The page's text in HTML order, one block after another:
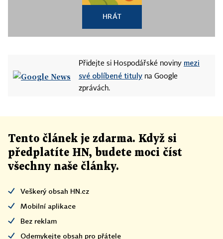
HRÁT
Přidejte si Hospodářské noviny mezi
své oblíbené tituly na Google
zprávách.
Tento článek je zdarma. Když si
předplatíte HN, budete moci číst
všechny naše články.
Veškerý obsah HN.cz
Mobilní aplikace
Bez reklam
Odemykejte obsah pro přátele